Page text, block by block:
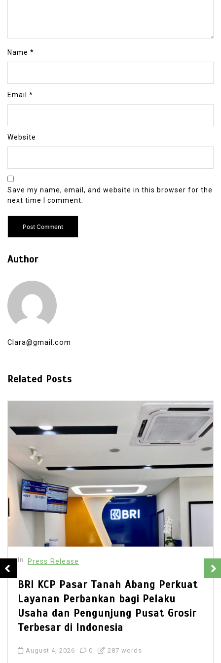
Name *
Email *
Website
Save my name, email, and website in this browser for the
next time I comment.
Author
Clara@gmail.com
Related Posts
In Press Release
Best Multi Currency Account in
Singapore: How Businesses Can
Simplify International Business
Payments
July 28, 2026 0 781 words